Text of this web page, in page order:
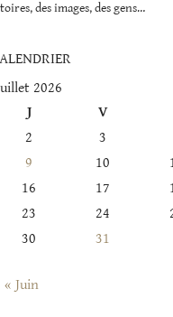
des images, des gens…
2026
J
V
2
3
9 10
16 17
23 24
30 31
« Juin